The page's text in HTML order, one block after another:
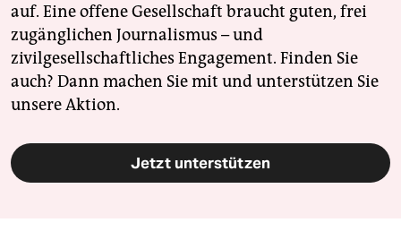
auf. Eine offene Gesellschaft braucht guten, frei
zugänglichen Journalismus – und
zivilgesellschaftliches Engagement. Finden Sie
auch? Dann machen Sie mit und unterstützen Sie
unsere Aktion.
Jetzt unterstützen